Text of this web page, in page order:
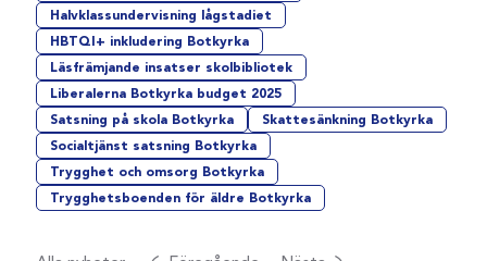
Halvklassundervisning lågstadiet
HBTQI+ inkludering Botkyrka
Läsfrämjande insatser skolbibliotek
Liberalerna Botkyrka budget 2025
Satsning på skola Botkyrka
Skattesänkning Botkyrka
Socialtjänst satsning Botkyrka
Trygghet och omsorg Botkyrka
Trygghetsboenden för äldre Botkyrka